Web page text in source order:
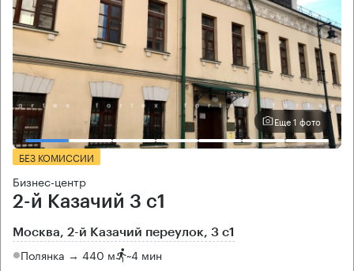
Еще 1 фото
БЕЗ КОМИССИИ
Бизнес-центр
2-й Казачий 3 с1
Москва, 2-й Казачий переулок, 3 с1
Полянка → 440 м ~4 мин